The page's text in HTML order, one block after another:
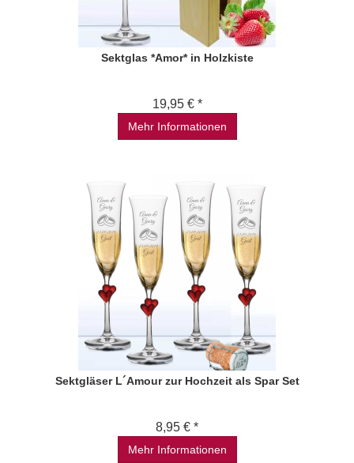
Sektglas *Amor* in Holzkiste
19,95 € *
Mehr Informationen
Sektgläser L´Amour zur Hochzeit als Spar Set
8,95 € *
Mehr Informationen